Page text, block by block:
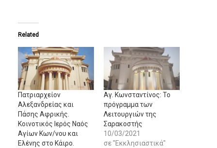
Related
Πατριαρχείον
Αλεξανδρείας και
Πάσης Αφρικής.
Κοινοτικός Ιερός Ναός
Αγίων Κων/νου και
Ελένης στο Κάιρο.
Αγ. Κωνσταντίνος: Το
πρόγραμμα των
Λειτουργιών της
Σαρακοστής
10/03/2021
σε "Εκκλησιαστικά"